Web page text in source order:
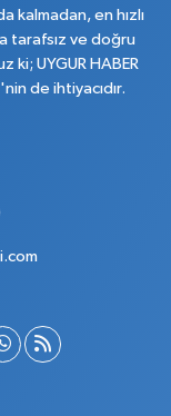
kalmadan, en hızlı
tarafsız ve doğru
ki; UYGUR HABER
de ihtiyacıdır.